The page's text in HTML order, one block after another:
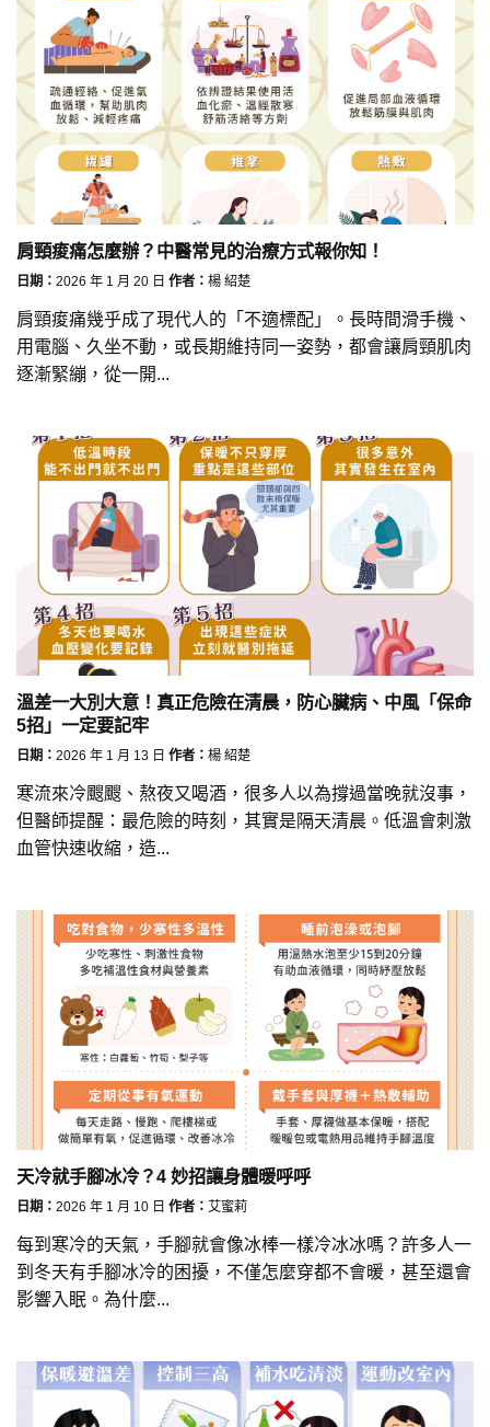
肩頸痠痛怎麼辦？中醫常見的治療方式報你知！
日期： 2026 年 1 月 20 日 作者： 楊 紹楚
肩頸痠痛幾乎成了現代人的「不適標配」。長時間滑手機、
用電腦、久坐不動，或長期維持同一姿勢，都會讓肩頸肌肉
逐漸緊繃，從一開...
溫差一大別大意！真正危險在清晨，防心臟病、中風「保命
5招」一定要記牢
日期： 2026 年 1 月 13 日 作者： 楊 紹楚
寒流來冷颼颼、熬夜又喝酒，很多人以為撐過當晚就沒事，
但醫師提醒：最危險的時刻，其實是隔天清晨。低溫會刺激
血管快速收縮，造...
天冷就手腳冰冷？4 妙招讓身體暖呼呼
日期： 2026 年 1 月 10 日 作者： 艾蜜莉
每到寒冷的天氣，手腳就會像冰棒一樣冷冰冰嗎？許多人一
到冬天有手腳冰冷的困擾，不僅怎麼穿都不會暖，甚至還會
影響入眠。為什麼...